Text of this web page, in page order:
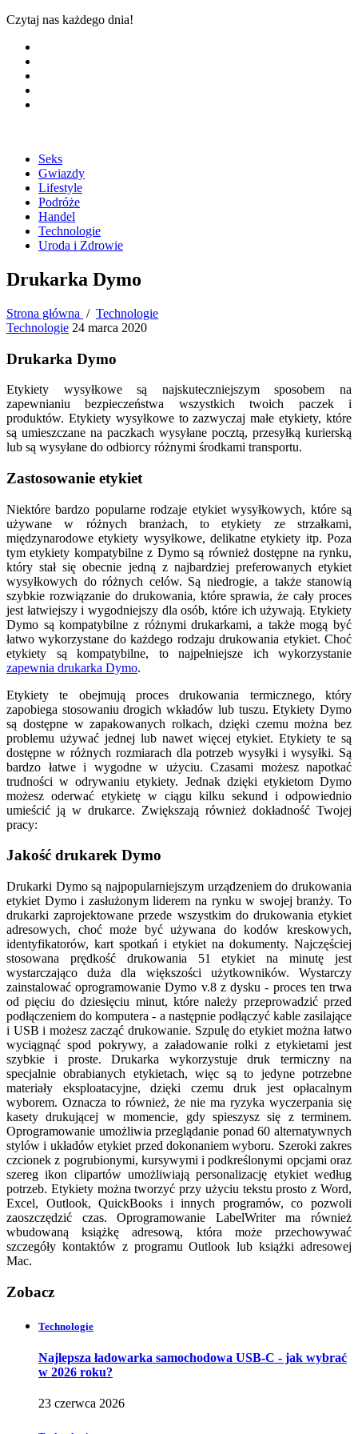
Czytaj nas każdego dnia!
Seks
Gwiazdy
Lifestyle
Podróże
Handel
Technologie
Uroda i Zdrowie
Drukarka Dymo
Strona główna / Technologie
Technologie 24 marca 2020
Drukarka Dymo
Etykiety wysyłkowe są najskuteczniejszym sposobem na
zapewnianiu bezpieczeństwa wszystkich twoich paczek i
produktów. Etykiety wysyłkowe to zazwyczaj małe etykiety, które
są umieszczane na paczkach wysyłane pocztą, przesyłką kurierską
lub są wysyłane do odbiorcy różnymi środkami transportu.
Zastosowanie etykiet
Niektóre bardzo popularne rodzaje etykiet wysyłkowych, które są
używane w różnych branżach, to etykiety ze strzałkami,
międzynarodowe etykiety wysyłkowe, delikatne etykiety itp. Poza
tym etykiety kompatybilne z Dymo są również dostępne na rynku,
który stał się obecnie jedną z najbardziej preferowanych etykiet
wysyłkowych do różnych celów. Są niedrogie, a także stanowią
szybkie rozwiązanie do drukowania, które sprawia, że cały proces
jest łatwiejszy i wygodniejszy dla osób, które ich używają. Etykiety
Dymo są kompatybilne z różnymi drukarkami, a także mogą być
łatwo wykorzystane do każdego rodzaju drukowania etykiet. Choć
etykiety są kompatybilne, to najpełniejsze ich wykorzystanie
zapewnia drukarka Dymo.
Etykiety te obejmują proces drukowania termicznego, który
zapobiega stosowaniu drogich wkładów lub tuszu. Etykiety Dymo
są dostępne w zapakowanych rolkach, dzięki czemu można bez
problemu używać jednej lub nawet więcej etykiet. Etykiety te są
dostępne w różnych rozmiarach dla potrzeb wysyłki i wysyłki. Są
bardzo łatwe i wygodne w użyciu. Czasami możesz napotkać
trudności w odrywaniu etykiety. Jednak dzięki etykietom Dymo
możesz oderwać etykietę w ciągu kilku sekund i odpowiednio
umieścić ją w drukarce. Zwiększają również dokładność Twojej
pracy:
Jakość drukarek Dymo
Drukarki Dymo są najpopularniejszym urządzeniem do drukowania
etykiet Dymo i zasłużonym liderem na rynku w swojej branży. To
drukarki zaprojektowane przede wszystkim do drukowania etykiet
adresowych, choć może być używana do kodów kreskowych,
identyfikatorów, kart spotkań i etykiet na dokumenty. Najczęściej
stosowana prędkość drukowania 51 etykiet na minutę jest
wystarczająco duża dla większości użytkowników. Wystarczy
zainstalować oprogramowanie Dymo v.8 z dysku - proces ten trwa
od pięciu do dziesięciu minut, które należy przeprowadzić przed
podłączeniem do komputera - a następnie podłączyć kable zasilające
i USB i możesz zacząć drukowanie. Szpulę do etykiet można łatwo
wyciągnąć spod pokrywy, a załadowanie rolki z etykietami jest
szybkie i proste. Drukarka wykorzystuje druk termiczny na
specjalnie obrabianych etykietach, więc są to jedyne potrzebne
materiały eksploatacyjne, dzięki czemu druk jest opłacalnym
wyborem. Oznacza to również, że nie ma ryzyka wyczerpania się
kasety drukującej w momencie, gdy spieszysz się z terminem.
Oprogramowanie umożliwia przeglądanie ponad 60 alternatywnych
stylów i układów etykiet przed dokonaniem wyboru. Szeroki zakres
czcionek z pogrubionymi, kursywymi i podkreślonymi opcjami oraz
szereg ikon clipartów umożliwiają personalizację etykiet według
potrzeb. Etykiety można tworzyć przy użyciu tekstu prosto z Word,
Excel, Outlook, QuickBooks i innych programów, co pozwoli
zaoszczędzić czas. Oprogramowanie LabelWriter ma również
wbudowaną książkę adresową, która może przechowywać
szczegóły kontaktów z programu Outlook lub książki adresowej
Mac.
Zobacz
Technologie
Najlepsza ładowarka samochodowa USB-C - jak wybrać
w 2026 roku?
23 czerwca 2026